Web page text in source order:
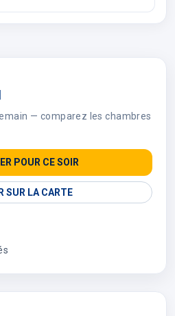
— comparez les chambres
POUR CE SOIR
SUR LA CARTE